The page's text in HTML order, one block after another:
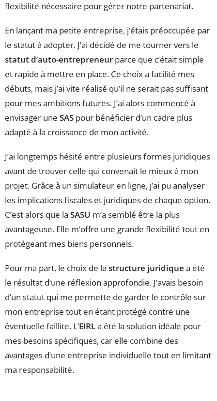
flexibilité nécessaire pour gérer notre partenariat.
En lançant ma petite entreprise, j’étais préoccupée par
le statut à adopter. J’ai décidé de me tourner vers le
statut d’auto-entrepreneur parce que c’était simple
et rapide à mettre en place. Ce choix a facilité mes
débuts, mais j’ai vite réalisé qu’il ne serait pas suffisant
pour mes ambitions futures. J’ai alors commencé à
envisager une SAS pour bénéficier d’un cadre plus
adapté à la croissance de mon activité.
J’ai longtemps hésité entre plusieurs formes juridiques
avant de trouver celle qui convenait le mieux à mon
projet. Grâce à un simulateur en ligne, j’ai pu analyser
les implications fiscales et juridiques de chaque option.
C’est alors que la SASU m’a semblé être la plus
avantageuse. Elle m’offre une grande flexibilité tout en
protégeant mes biens personnels.
Pour ma part, le choix de la structure juridique a été
le résultat d’une réflexion approfondie. J’avais besoin
d’un statut qui me permette de garder le contrôle sur
mon entreprise tout en étant protégé contre une
éventuelle faillite. L’EIRLa été la solution idéale pour
mes besoins spécifiques, car elle combine des
avantages d’une entreprise individuelle tout en limitant
ma responsabilité.